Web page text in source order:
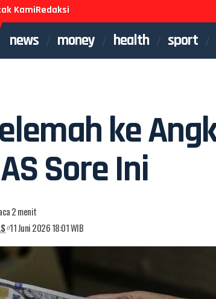
KamiRedaksi
news money health sport
ke
Sore Ini
11 Juni 2026 18:01 WIB
2 menit